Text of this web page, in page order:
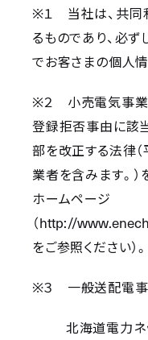
※１ 当社は、共同
るものであり、必
でお客さまの個人
※２ 小売電気事業
登録拒否事由に該
部を改正する法律
業者を含みます。
ホームページ
（http://
をご参照ください）。
※３ 一般送配電事
北海道電力ネ